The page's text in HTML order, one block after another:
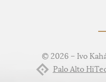
© 2026 – Ivo
Palo Alto